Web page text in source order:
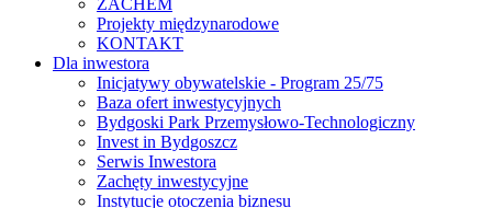
ZACHEM
Projekty międzynarodowe
KONTAKT
Dla inwestora
Inicjatywy obywatelskie - Program 25/75
Baza ofert inwestycyjnych
Bydgoski Park Przemysłowo-Technologiczny
Invest in Bydgoszcz
Serwis Inwestora
Zachęty inwestycyjne
Instytucje otoczenia biznesu